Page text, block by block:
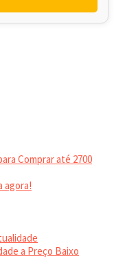
Comprar até 2700
agora!
a Preço Baixo